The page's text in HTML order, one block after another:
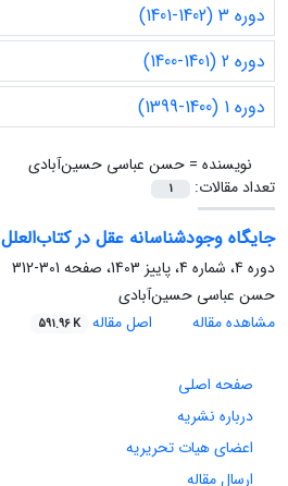
دوره 3 (1402-1401)
دوره 2 (1401-1400)
دوره 1 (1400-1399)
نویسنده =حسن عباسی حسین‌آبادی
تعداد مقالات:
1
جایگاه وجودشناسانه عقل در کتاب‌العلل
دوره 4، شماره 4، پاییز 1403، صفحه
301-312
حسن عباسی حسین‌آبادی
مشاهده مقاله
اصل مقاله 591.96 K
صفحه اصلی
درباره نشریه
اعضای هیات تحریریه
ارسال مقاله